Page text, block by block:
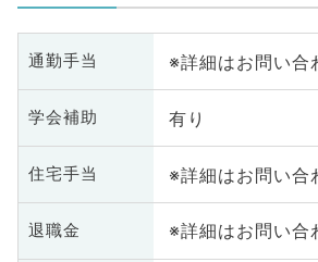
通勤手当 ※詳細はお問い合
学会補助 有り
住宅手当 ※詳細はお問い合
退職金 ※詳細はお問い合